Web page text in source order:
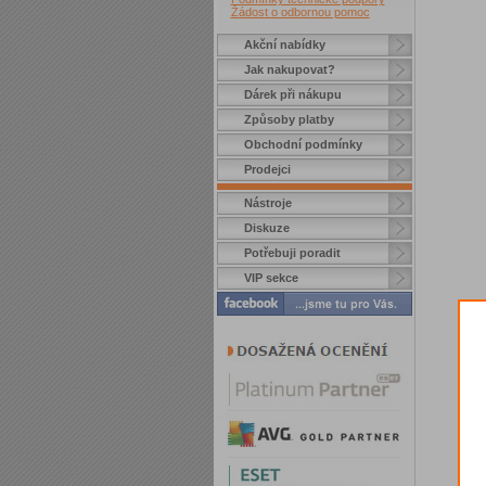
Žádost o odbornou pomoc
Akční nabídky
Jak nakupovat?
Dárek při nákupu
Způsoby platby
Obchodní podmínky
Prodejci
Nástroje
Diskuze
Potřebuji poradit
VIP sekce